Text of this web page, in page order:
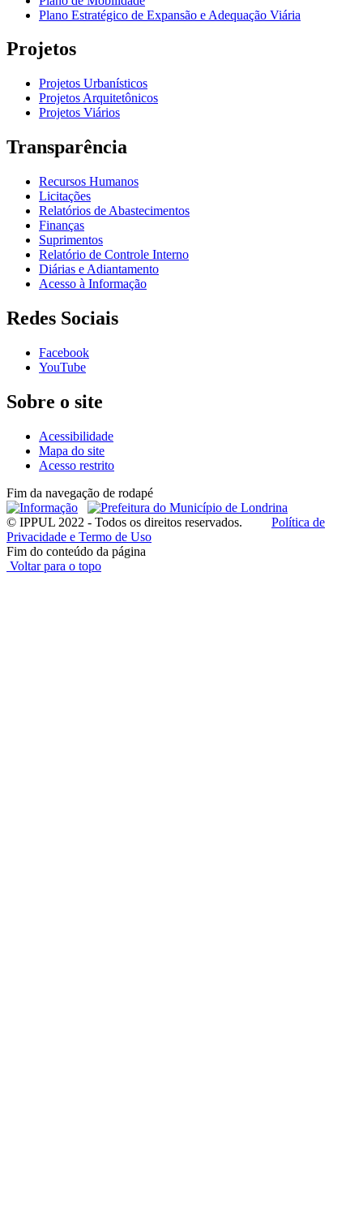
Plano Estratégico de Expansão e Adequação Viária
Projetos
Projetos Urbanísticos
Projetos Arquitetônicos
Projetos Viários
Transparência
Recursos Humanos
Licitações
Relatórios de Abastecimentos
Finanças
Suprimentos
Relatório de Controle Interno
Diárias e Adiantamento
Acesso à Informação
Redes Sociais
Facebook
YouTube
Sobre o site
Acessibilidade
Mapa do site
Acesso restrito
Fim da navegação de rodapé
© IPPUL 2022 - Todos os direitos reservados. Política de
Privacidade e Termo de Uso
Fim do conteúdo da página
Voltar para o topo